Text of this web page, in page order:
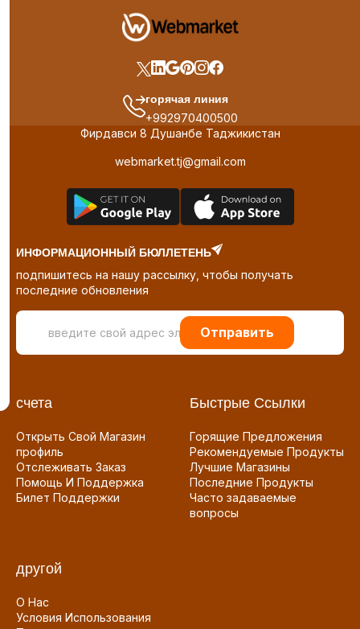
горячая линия
+992970400500
Фирдавси 8 Душанбе Таджикистан
webmarket.tj@gmail.com
ИНФОРМАЦИОННЫЙ БЮЛЛЕТЕНЬ
подпишитесь на нашу рассылку, чтобы получать
последние обновления
Отправить
счета
Открыть Свой Магазин
профиль
Отслеживать Заказ
Помощь И Поддержка
Билет Поддержки
Быстрые Ссылки
Горящие Предложения
Рекомендуемые Продукты
Лучшие Магазины
Последние Продукты
Часто задаваемые
вопросы
другой
О Нас
Условия Использования